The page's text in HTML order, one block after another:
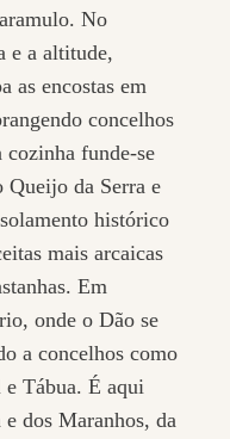
No
e a altitude,
as encostas em
concelhos
funde-se
Queijo da Serra e
histórico
mais arcaicas
Em
onde o Dão se
a concelhos como
Tábua. É aqui
dos Maranhos, da